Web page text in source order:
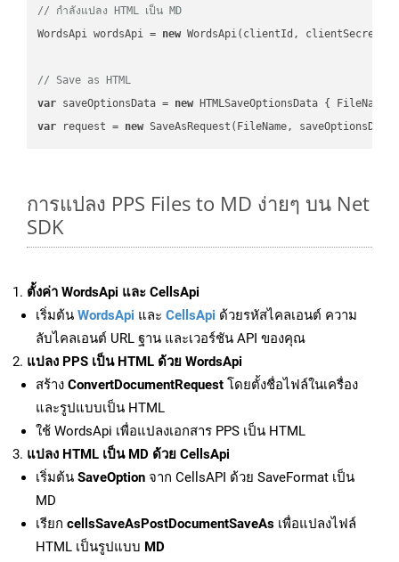
// กำลังแปลง HTML เป็น MD
WordsApi wordsApi = new WordsApi(clientId, clientSecret);
// Save as HTML
var saveOptionsData = new HTMLSaveOptionsData { FileName
var request = new
การแปลง PPS Files to MD ง่ายๆ บน Net
SDK
ตั้งค่า WordsApi และ CellsApi
เริ่มต้น WordsApi และ CellsApi ด้วยรหัสไคลเอนต์ ความ
ลับไคลเอนต์ URL ฐาน และเวอร์ชัน API ของคุณ
แปลง PPS เป็น HTML ด้วย WordsApi
สร้าง ConvertDocumentRequest โดยตั้งชื่อไฟล์ในเครื่อง
และรูปแบบเป็น HTML
ใช้ WordsApi เพื่อแปลงเอกสาร PPS เป็น HTML
แปลง HTML เป็น MD ด้วย CellsApi
เริ่มต้น SaveOption จาก CellsAPI ด้วย SaveFormat เป็น
MD
เรียก cellsSaveAsPostDocumentSaveAs เพื่อแปลงไฟล์
HTML เป็นรูปแบบ MD